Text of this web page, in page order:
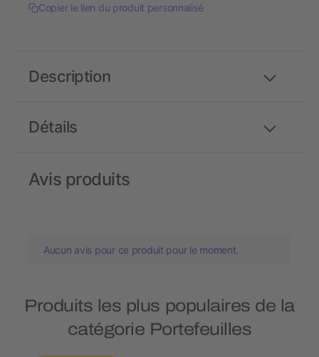
Copier le lien du produit personnalisé
Détails
Description
Avis produits
Aucun avis pour ce produit pour le moment.
Produits les plus populaires de la
catégorie Portefeuilles